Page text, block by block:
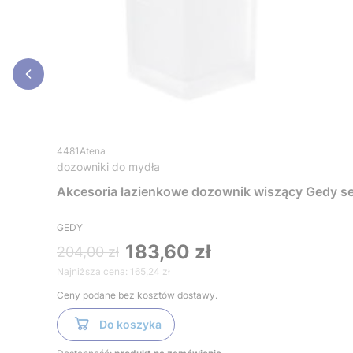
4481Atena
dozowniki do mydła
Akcesoria łazienkowe dozownik wiszący Gedy
GEDY
204,00 zł 183,60 zł
Najniższa cena: 165,24 zł
Ceny podane bez kosztów dostawy.
Do koszyka